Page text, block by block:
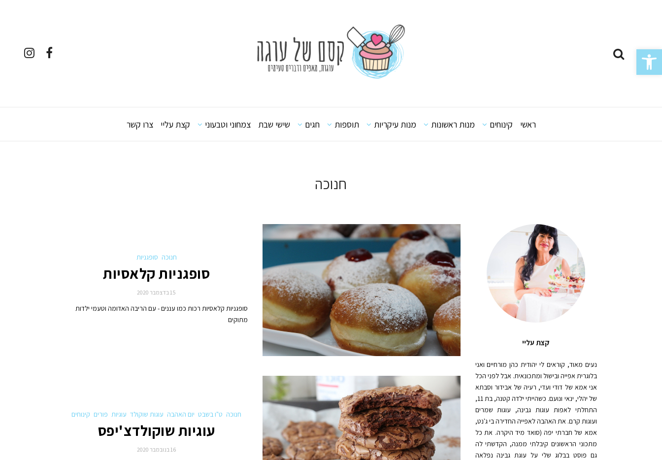
פתח סרגל נגישות
ראשי קינוחים מנות ראשונות מנות עיקריות תוספות חגים שישי שבת צמחוני וטבעוני קצת עליי צרו קשר
חנוכה
חנוכה סופגניות
סופגניות קלאסיות
15 בדצמבר 2020
סופגניות קלאסיות רכות כמו עננים - עם הריבה האדומה וטעמי ילדות
מתוקים
חנוכה ט"ו בשבט יום האהבה עוגות שוקולד עוגיות פורים קינוחים
עוגיות שוקולדצ'יפס
16 בנובמבר 2020
קצת עליי
נעים מאוד, קוראים לי יהודית כהן מורחיים ואני
בלוגרית אפייה ובישול ומתכונאית. אבל לפני הכל
אני אמא של דודי ועדי, רעיה של אבידור וסבתא
של יהלי, ינאי ונועם. כשהייתי ילדה קטנה, בת 11,
התחלתי לאפות עוגות גבינה, עוגות שמרים
ועוגות קרם. את האהבה לאפייה החדירה בי ג'נט,
אמא של חברתי יפה (סואד מיד היקרה. את כל
מתכוני הראשונים קיבלתי ממנה, הקדשתי לה
גם פוסט בבלוג שלי על עוגת גבינה נפלאה